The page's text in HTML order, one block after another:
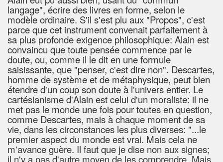
langage", écrire des livres en forme, selon le
modèle ordinaire. S'il s'est plu aux "Propos", c'est
parce que cet instrument convenait parfaitement à
sa plus profonde exigence philosophique: Alain est
convaincu que toute pensée commence par le
doute, ou, comme il le dit en une formule
saisissante, que "penser, c'est dire non". Descartes,
homme de système et de métaphysique, peut bien
étendre d'un coup son doute à l'univers entier. Le
cartésianisme d'Alain est celui d'un moraliste: il ne
met pas le monde une fois pour toutes en question,
comme Descartes, mais à chaque moment de sa
vie, dans les circonstances les plus diverses: "...le
premier aspect du monde est vrai. Mais cela ne
m'avance guère. Il faut que je dise non aux signes;
il n'y a pas d'autre moyen de les comprendre. Mais